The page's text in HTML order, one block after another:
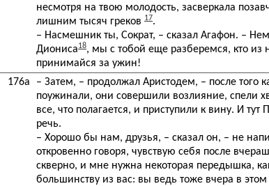
176a
несмотря на твою молодость, засверкала
лишним тысяч греков 17.
– Насмешник ты, Сократ, – сказал Агафон. –
Диониса18, мы с тобой еще разберемся, кто из
принимайся за ужин!
– Затем, – продолжал Аристодем, – после того
поужинали, они совершили возлияние, спели
все, что полагается, и приступили к вину. И тут
речь.
– Хорошо бы нам, друзья, – сказал он, – не
откровенно говоря, чувствую себя после
скверно, и мне нужна некоторая передышка,
большинству из вас: вы ведь тоже вчера в